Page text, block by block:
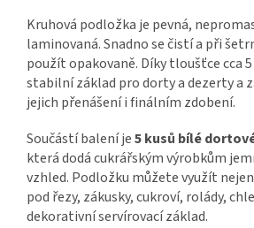
Kruhová podložka je pevná,
laminovaná. Snadno se čistí a při
použít opakovaně. Díky tloušťce cca
stabilní základ pro dorty a dezerty a
jejich přenášení i finálním zdobení.
Součástí balení je5 kusů bílé
která dodá cukrářským výrobkům
vzhled. Podložku můžete využít
pod řezy, zákusky, cukroví, rolády,
dekorativní servírovací základ.